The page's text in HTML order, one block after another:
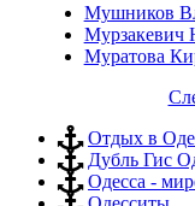
Мушников
Мурзакевич
Муратова
Отдых в
Дубль Гис
Одесса -